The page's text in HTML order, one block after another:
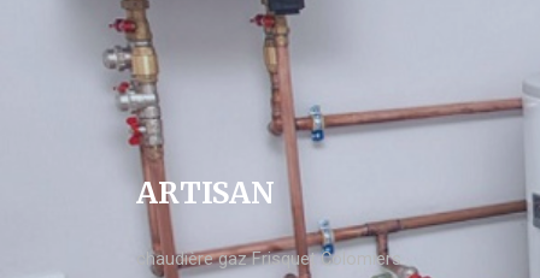
ARTISAN
chaudière gaz Frisquet Colomiers